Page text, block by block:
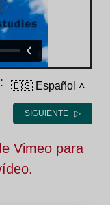
🇪🇸 Español ˄
SIGUIENTE ▷
Vimeo para